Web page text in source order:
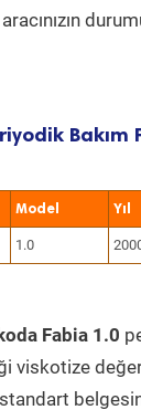
Bakım
Model Yıl
1.0
Fabia 1.0
viskotize